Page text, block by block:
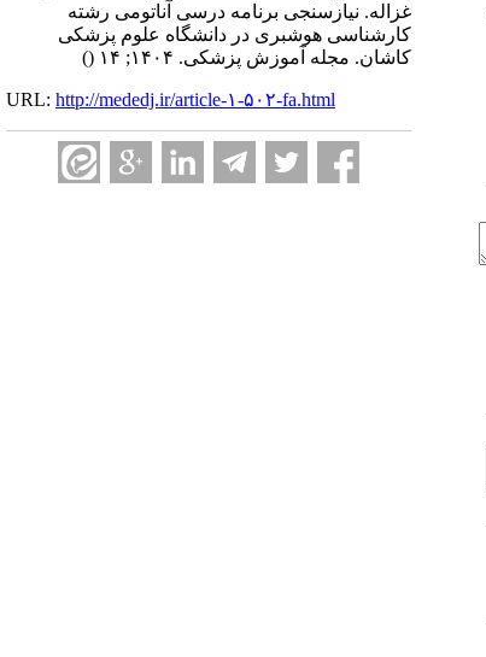
غزاله. نیازسنجی برنامه درسی آناتومی رشته
کارشناسی هوشبری در دانشگاه علوم پزشکی
کاشان. مجله آموزش پزشکی. ۱۴۰۴; ۱۴
()
URL: http://mededj.ir/article-۱-۵۰۲-fa.html